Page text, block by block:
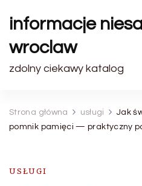
informacje
wroclaw
zdolny ciekawy katalog
Strona główna usługi
Jak
pomnik pamięci — praktyczny
USŁUGI